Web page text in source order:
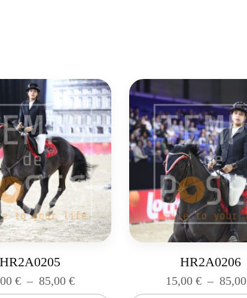
HR2A0205
€ – 85,00 €
HR2A0206
15,00€ –